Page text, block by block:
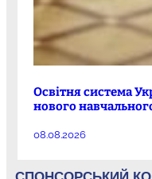
Освітня система
нового
08.08.2026